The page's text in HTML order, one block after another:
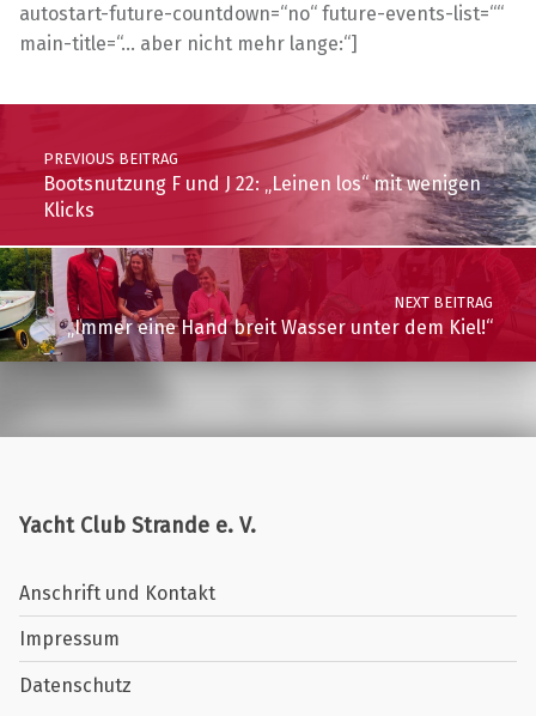
autostart-future-countdown=“no“ future-events-list=““
main-title=“… aber nicht mehr lange:“]
Post navigation
PREVIOUS BEITRAG
Bootsnutzung F und J 22: „Leinen los“ mit wenigen
Klicks
NEXT BEITRAG
„Immer eine Hand breit Wasser unter dem Kiel!“
Yacht Club Strande e. V.
Anschrift und Kontakt
Impressum
Datenschutz